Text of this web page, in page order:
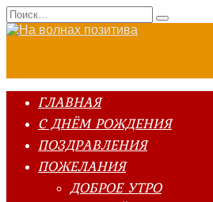
Перейти
к
Search
for:
ГЛАВНАЯ
С ДНЁМ РОЖДЕНИЯ
ПОЗДРАВЛЕНИЯ
ПОЖЕЛАНИЯ
ДОБРОЕ УТРО